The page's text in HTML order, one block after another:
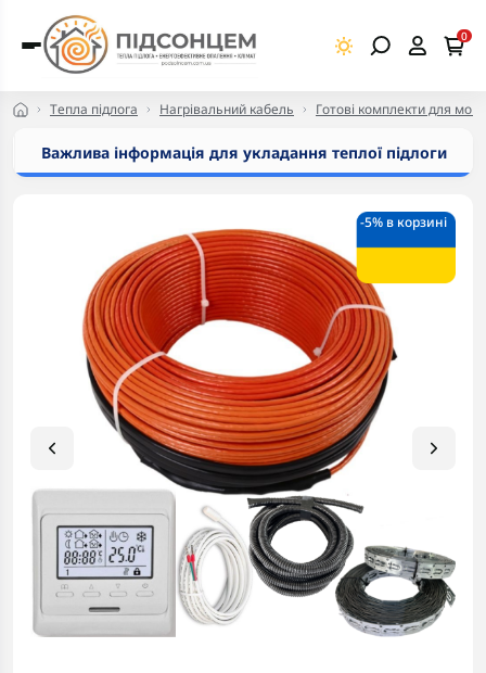
0
Тепла підлога Нагрівальний кабель Готові комплекти для
Важлива інформація для укладання теплої підлоги
-5% в корзині